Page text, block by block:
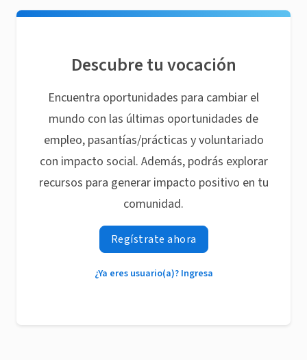
Descubre tu vocación
Encuentra oportunidades para cambiar el
mundo con las últimas oportunidades de
empleo, pasantías/prácticas y voluntariado
con impacto social. Además, podrás explorar
recursos para generar impacto positivo en tu
comunidad.
Regístrate ahora
¿Ya eres usuario(a)? Ingresa